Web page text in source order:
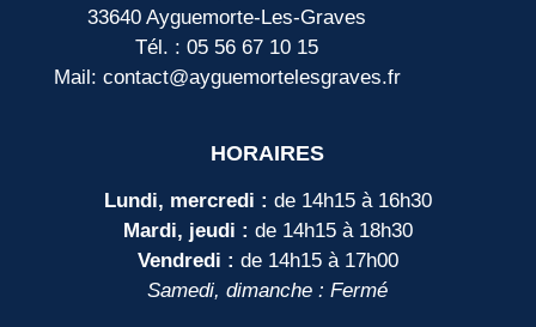
33640 Ayguemorte-Les-Graves
Tél. : 05 56 67 10 15
Mail: contact@ayguemortelesgraves.fr
HORAIRES
Lundi, mercredi : de 14h15 à 16h30
Mardi, jeudi : de 14h15 à 18h30
Vendredi : de 14h15 à 17h00
Samedi, dimanche : Fermé